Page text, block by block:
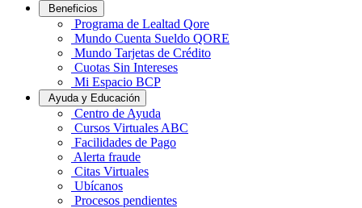
Beneficios
Programa de Lealtad Qore
Mundo Cuenta Sueldo QORE
Mundo Tarjetas de Crédito
Cuotas Sin Intereses
Mi Espacio BCP
Ayuda y Educación
Centro de Ayuda
Cursos Virtuales ABC
Facilidades de Pago
Alerta fraude
Citas Virtuales
Ubícanos
Procesos pendientes